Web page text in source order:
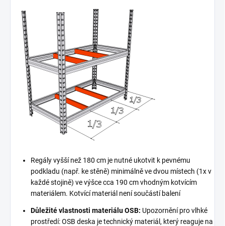
Regály vyšší než 180 cm je nutné ukotvit k pevnému
podkladu (např. ke stěně) minimálně ve dvou místech (1x v
každé stojině) ve výšce cca 190 cm vhodným kotvícím
materiálem. Kotvící materiál není součástí balení
Důležité vlastnosti materiálu OSB: Upozornění pro vlhké
prostředí: OSB deska je technický materiál, který reaguje na